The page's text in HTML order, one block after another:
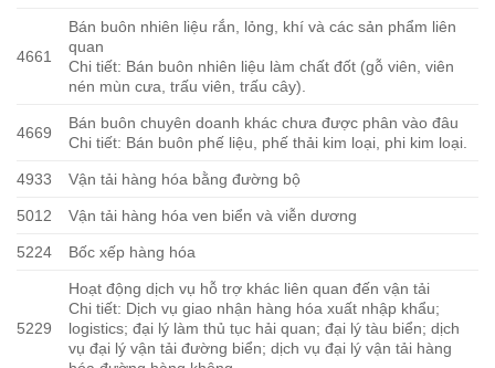
4661
Bán buôn nhiên liệu rắn, lỏng, khí và các sản phẩm liên
quan
Chi tiết: Bán buôn nhiên liệu làm chất đốt (gỗ viên, viên
nén mùn cưa, trấu viên, trấu cây).
4669
Bán buôn chuyên doanh khác chưa được phân vào đâu
Chi tiết: Bán buôn phế liệu, phế thải kim loại, phi kim loại.
4933 Vận tải hàng hóa bằng đường bộ
5012 Vận tải hàng hóa ven biển và viễn dương
5224 Bốc xếp hàng hóa
5229
Hoạt động dịch vụ hỗ trợ khác liên quan đến vận tải
Chi tiết: Dịch vụ giao nhận hàng hóa xuất nhập khẩu;
logistics; đại lý làm thủ tục hải quan; đại lý tàu biển; dịch
vụ đại lý vận tải đường biển; dịch vụ đại lý vận tải hàng